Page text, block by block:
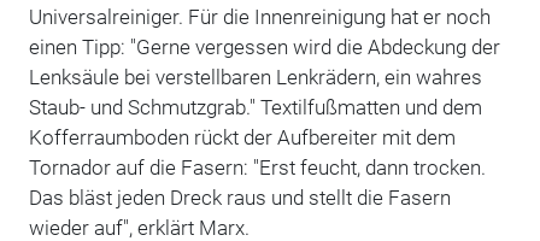
Universalreiniger. Für die Innenreinigung hat er noch
einen Tipp: "Gerne vergessen wird die Abdeckung der
Lenksäule bei verstellbaren Lenkrädern, ein wahres
Staub- und Schmutzgrab." Textilfußmatten und dem
Kofferraumboden rückt der Aufbereiter mit dem
Tornador auf die Fasern: "Erst feucht, dann trocken.
Das bläst jeden Dreck raus und stellt die Fasern
wieder auf", erklärt Marx.